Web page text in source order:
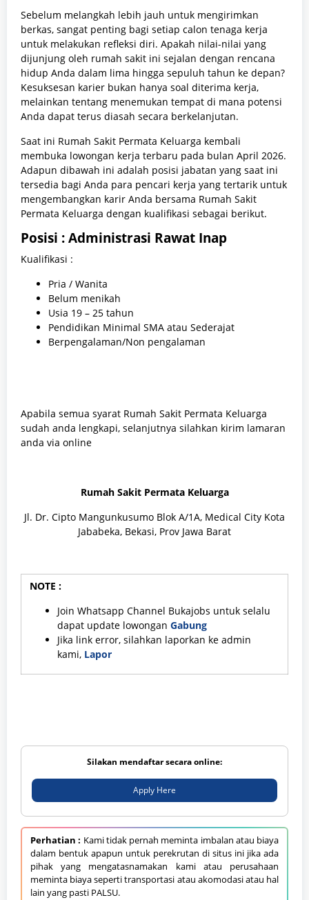
Sebelum melangkah lebih jauh untuk mengirimkan
berkas, sangat penting bagi setiap calon tenaga kerja
untuk melakukan refleksi diri. Apakah nilai-nilai yang
dijunjung oleh rumah sakit ini sejalan dengan rencana
hidup Anda dalam lima hingga sepuluh tahun ke depan?
Kesuksesan karier bukan hanya soal diterima kerja,
melainkan tentang menemukan tempat di mana potensi
Anda dapat terus diasah secara berkelanjutan.
Saat ini Rumah Sakit Permata Keluarga kembali
membuka lowongan kerja terbaru pada bulan April 2026.
Adapun dibawah ini adalah posisi jabatan yang saat ini
tersedia bagi Anda para pencari kerja yang tertarik untuk
mengembangkan karir Anda bersama Rumah Sakit
Permata Keluarga dengan kualifikasi sebagai berikut.
Posisi : Administrasi Rawat Inap
Kualifikasi :
Pria / Wanita
Belum menikah
Usia 19 – 25 tahun
Pendidikan Minimal SMA atau Sederajat
Berpengalaman/Non pengalaman
Apabila semua syarat Rumah Sakit Permata Keluarga
sudah anda lengkapi, selanjutnya silahkan kirim lamaran
anda via online
Rumah Sakit Permata Keluarga
Jl. Dr. Cipto Mangunkusumo Blok A/1A, Medical City Kota
Jababeka, Bekasi, Prov Jawa Barat
NOTE :
Join Whatsapp Channel Bukajobs untuk selalu
dapat update lowongan Gabung
Jika link error, silahkan laporkan ke admin
kami, Lapor
Silakan mendaftar secara online:
Apply Here
Perhatian : Kami tidak pernah meminta imbalan atau biaya
dalam bentuk apapun untuk perekrutan di situs ini jika ada
pihak yang mengatasnamakan kami atau perusahaan
meminta biaya seperti transportasi atau akomodasi atau hal
lain yang pasti PALSU.